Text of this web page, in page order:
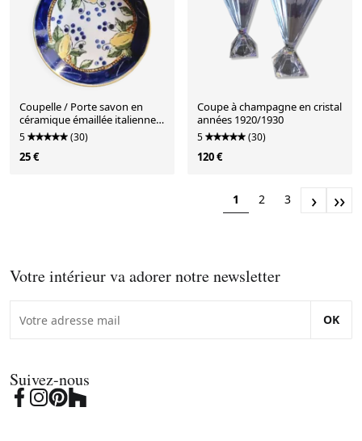
Coupelle / Porte savon en
céramique émaillée italienne -
Années 1950/1960
5 (30)
25 €
Coupe à champagne en cristal
années 1920/1930
5 (30)
120 €
1 2 3 › ››
Votre intérieur va adorer notre newsletter
OK
Suivez-nous